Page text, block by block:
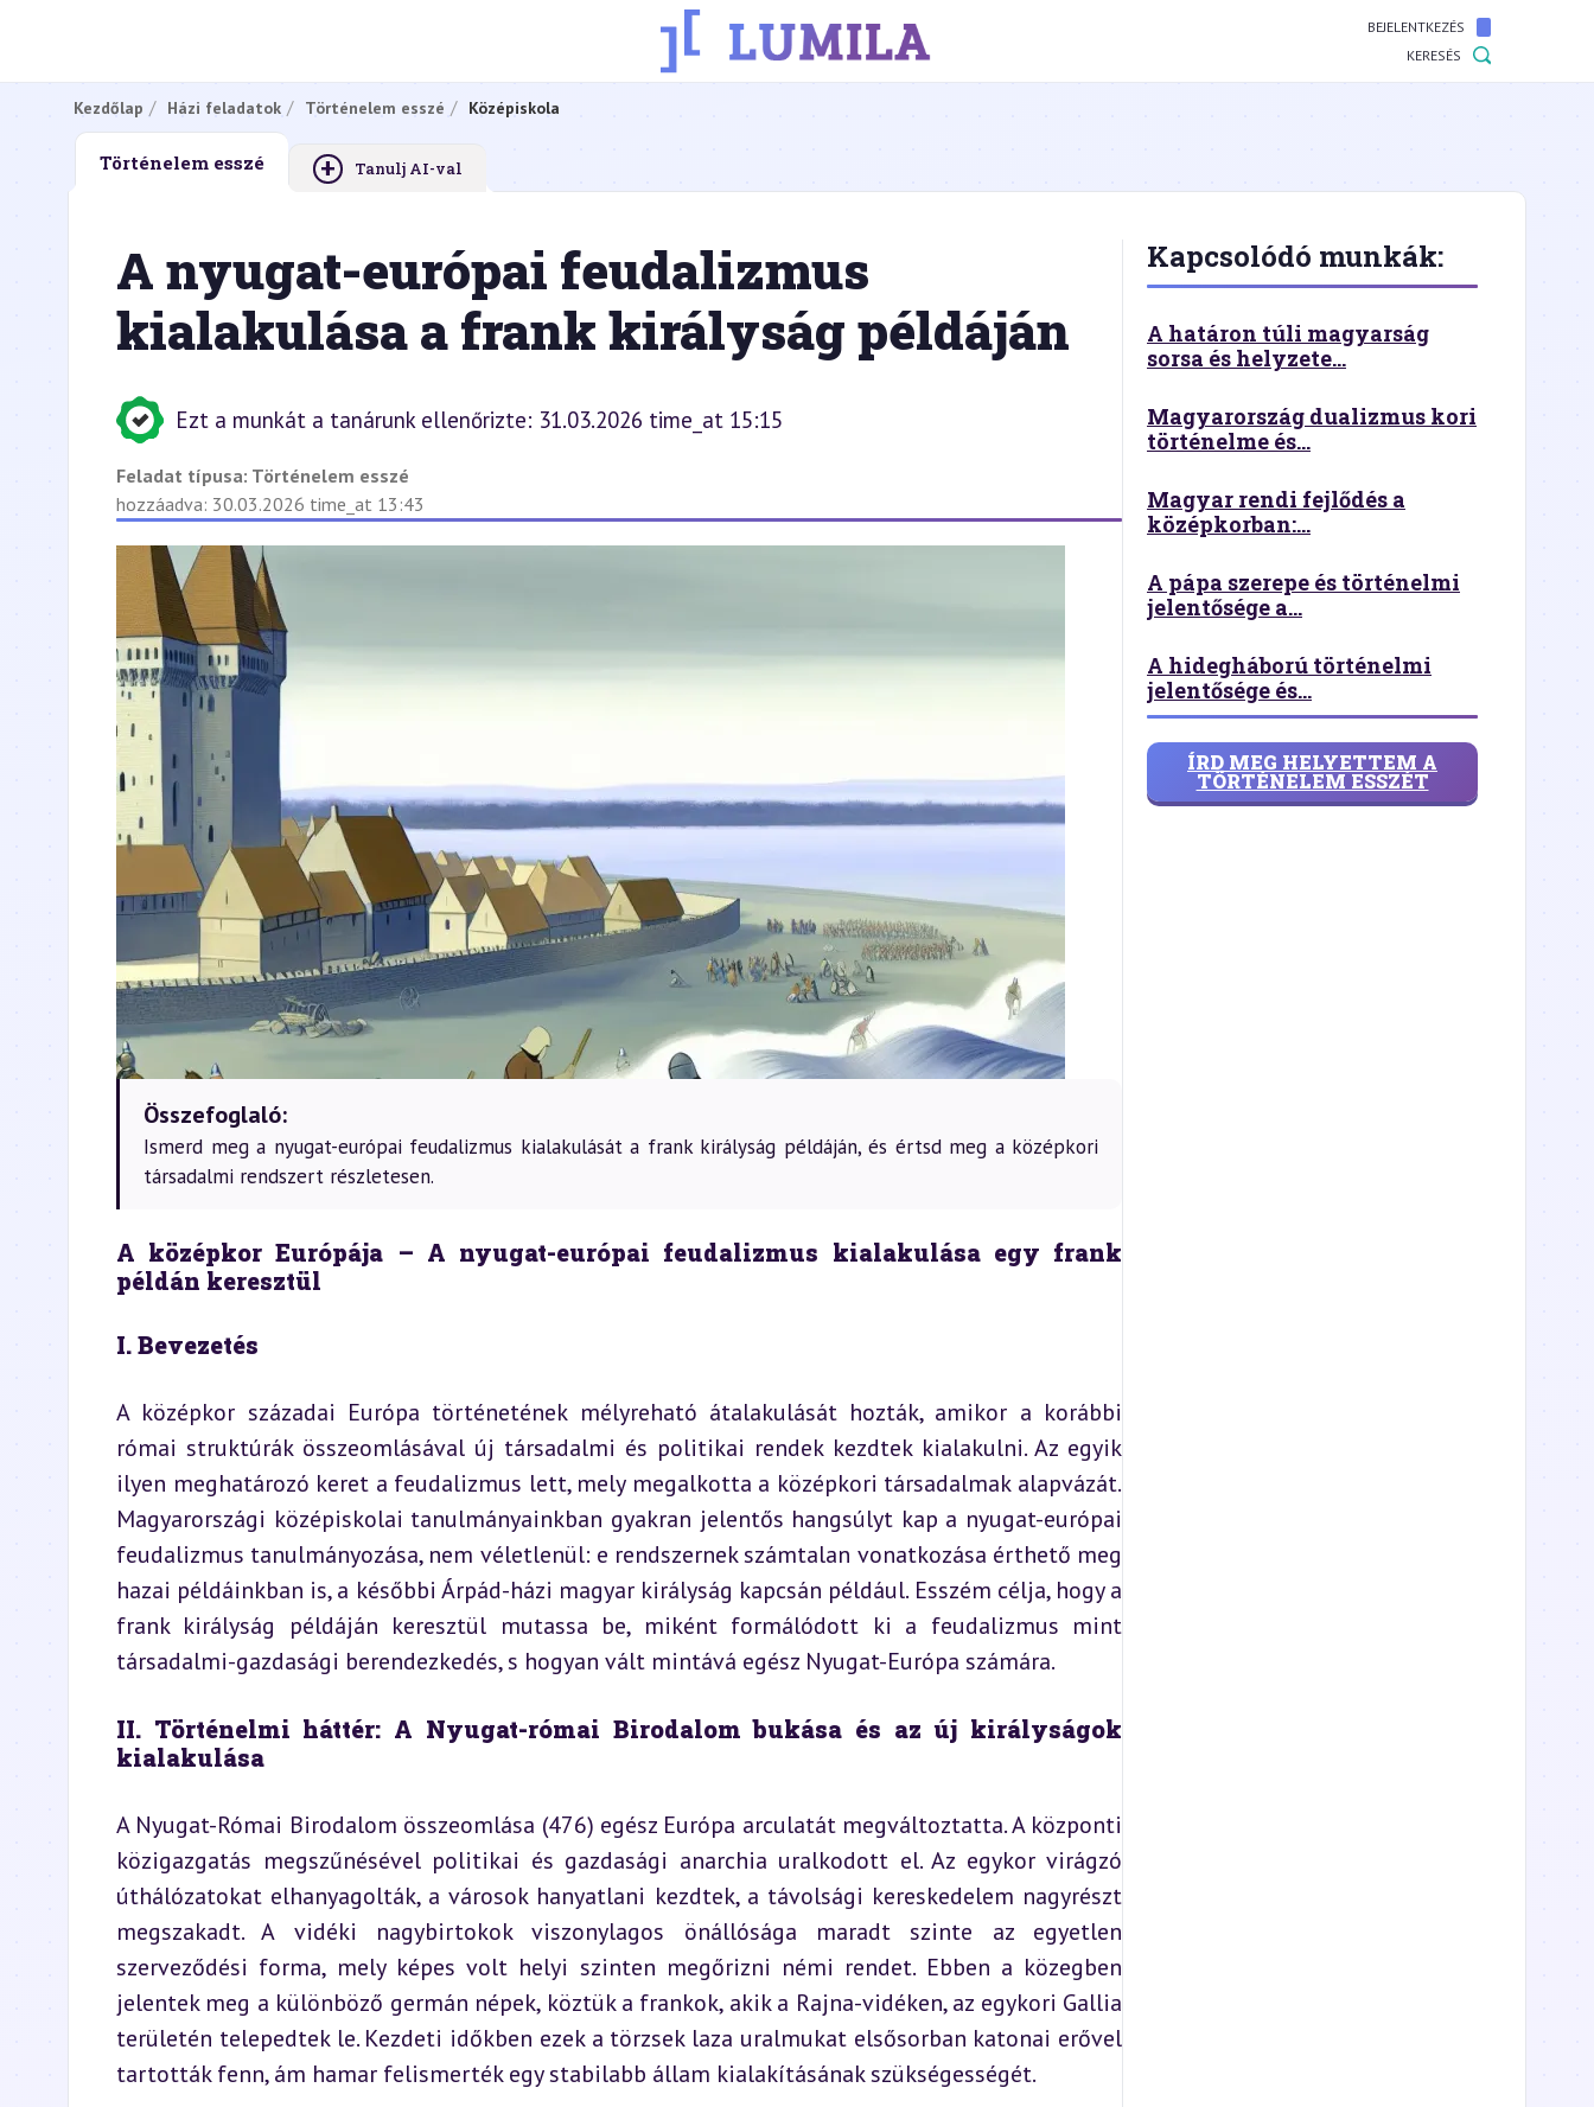
BEJELENTKEZÉS
KERESÉS
Kezdőlap Házi feladatok Történelem esszé Középiskola
Történelem esszé + Tanulj AI-val
A nyugat-európai feudalizmus
kialakulása a frank királyság példáján
Ezt a munkát a tanárunk ellenőrizte: 31.03.2026 time_at 15:15
Feladat típusa: Történelem esszé
hozzáadva: 30.03.2026 time_at 13:43
Összefoglaló:
Ismerd meg a nyugat-európai feudalizmus kialakulását a frank királyság példáján, és értsd meg a középkori
társadalmi rendszert részletesen.
A középkor Európája – A nyugat-európai feudalizmus kialakulása egy frank
példán keresztül
I. Bevezetés
A középkor századai Európa történetének mélyreható átalakulását hozták, amikor a korábbi
római struktúrák összeomlásával új társadalmi és politikai rendek kezdtek kialakulni. Az egyik
ilyen meghatározó keret a feudalizmus lett, mely megalkotta a középkori társadalmak alapvázát.
Magyarországi középiskolai tanulmányainkban gyakran jelentős hangsúlyt kap a nyugat-európai
feudalizmus tanulmányozása, nem véletlenül: e rendszernek számtalan vonatkozása érthető meg
hazai példáinkban is, a későbbi Árpád-házi magyar királyság kapcsán például. Esszém célja, hogy a
frank királyság példáján keresztül mutassa be, miként formálódott ki a feudalizmus mint
társadalmi-gazdasági berendezkedés, s hogyan vált mintává egész Nyugat-Európa számára.
II. Történelmi háttér: A Nyugat-római Birodalom bukása és az új királyságok
kialakulása
A Nyugat-Római Birodalom összeomlása (476) egész Európa arculatát megváltoztatta. A központi
közigazgatás megszűnésével politikai és gazdasági anarchia uralkodott el. Az egykor virágzó
úthálózatokat elhanyagolták, a városok hanyatlani kezdtek, a távolsági kereskedelem nagyrészt
megszakadt. A vidéki nagybirtokok viszonylagos önállósága maradt szinte az egyetlen
szerveződési forma, mely képes volt helyi szinten megőrizni némi rendet. Ebben a közegben
jelentek meg a különböző germán népek, köztük a frankok, akik a Rajna-vidéken, az egykori Gallia
területén telepedtek le. Kezdeti időkben ezek a törzsek laza uralmukat elsősorban katonai erővel
tartották fenn, ám hamar felismerték egy stabilabb állam kialakításának szükségességét.
Kapcsolódó munkák:
A határon túli magyarság
sorsa és helyzete...
Magyarország dualizmus kori
történelme és...
Magyar rendi fejlődés a
középkorban:...
A pápa szerepe és történelmi
jelentősége a...
A hidegháború történelmi
jelentősége és...
ÍRD MEG HELYETTEM A
TÖRTÉNELEM ESSZÉT